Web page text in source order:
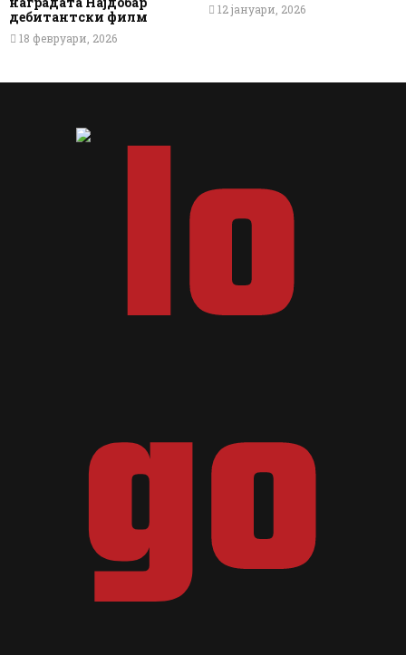
дебитантски филм
18 февруари, 2026
12 јануари, 2026